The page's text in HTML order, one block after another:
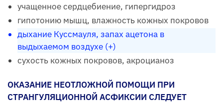
учащенное сердцебиение, гипергидроз
гипотонию мышц, влажность кожных покровов
дыхание Куссмауля, запах ацетона в
выдыхаемом воздухе (+)
сухость кожных покровов, акроцианоз
ОКАЗАНИЕ НЕОТЛОЖНОЙ ПОМОЩИ ПРИ
СТРАНГУЛЯЦИОННОЙ АСФИКСИИ СЛЕДУЕТ